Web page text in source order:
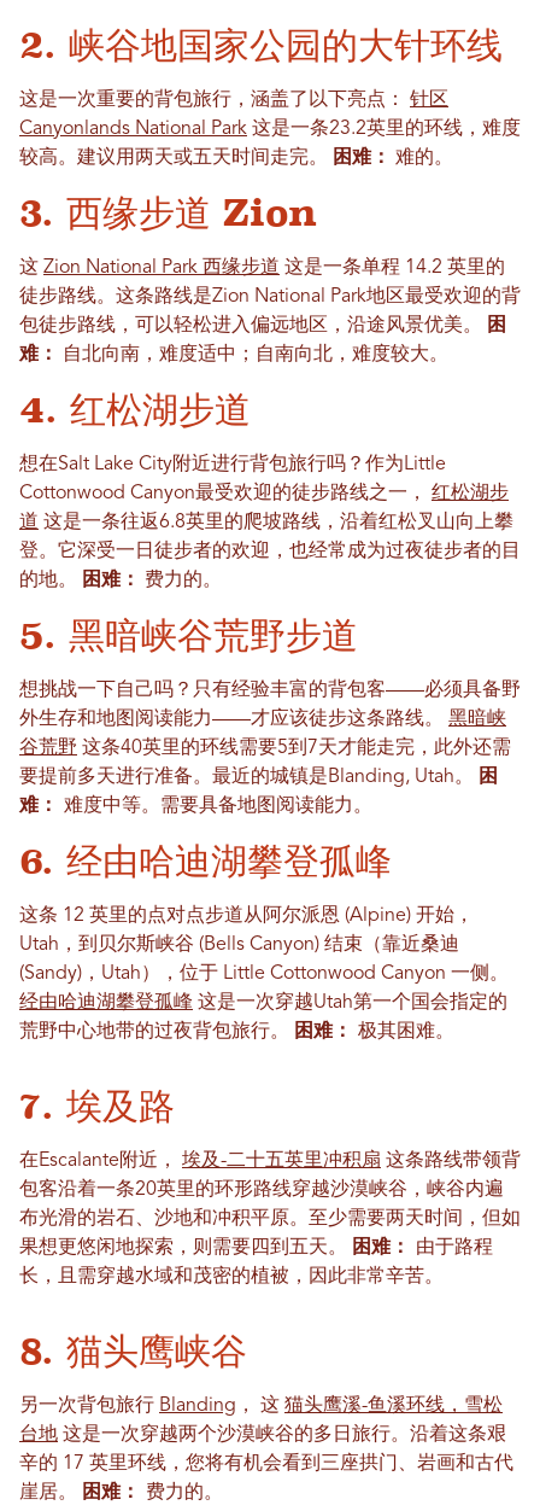
2. 峡谷地国家公园的大针环线
这是一次重要的背包旅行，涵盖了以下亮点： 针区
Canyonlands National Park 这是一条23.2英里的环线，难度
较高。建议用两天或五天时间走完。
困难： 难的。
3. 西缘步道 Zion
这 Zion National Park 西缘步道 这是一条单程 14.2 英里的
徒步路线。这条路线是Zion National Park地区最受欢迎的背
包徒步路线，可以轻松进入偏远地区，沿途风景优美。
困
难：
自北向南，难度适中；自南向北，难度较大。
4. 红松湖步道
想在Salt Lake City附近进行背包旅行吗？作为Little
Cottonwood Canyon最受欢迎的徒步路线之一， 红松湖步
道 这是一条往返6.8英里的爬坡路线，沿着红松叉山向上攀
登。它深受一日徒步者的欢迎，也经常成为过夜徒步者的目
的地。
困难： 费力的。
5. 黑暗峡谷荒野步道
想挑战一下自己吗？只有经验丰富的背包客——必须具备野
外生存和地图阅读能力——才应该徒步这条路线。 黑暗峡
谷荒野 这条40英里的环线需要5到7天才能走完，此外还需
要提前多天进行准备。最近的城镇是Blanding, Utah。
困
难： 难度中等。需要具备地图阅读能力。
6. 经由哈迪湖攀登孤峰
这条 12 英里的点对点步道从阿尔派恩 (Alpine) 开始，
Utah，到贝尔斯峡谷 (Bells Canyon) 结束（靠近桑迪
(Sandy)，Utah），位于 Little Cottonwood Canyon 一侧。
经由哈迪湖攀登孤峰 这是一次穿越Utah第一个国会指定的
荒野中心地带的过夜背包旅行。
困难： 极其困难。
7. 埃及路
在Escalante附近， 埃及-二十五英里冲积扇 这条路线带领背
包客沿着一条20英里的环形路线穿越沙漠峡谷，峡谷内遍
布光滑的岩石、沙地和冲积平原。至少需要两天时间，但如
果想更悠闲地探索，则需要四到五天。
困难： 由于路程
长，且需穿越水域和茂密的植被，因此非常辛苦。
8. 猫头鹰峡谷
另一次背包旅行 Blanding ， 这 猫头鹰溪-鱼溪环线，雪松
台地 这是一次穿越两个沙漠峡谷的多日旅行。沿着这条艰
辛的 17 英里环线，您将有机会看到三座拱门、岩画和古代
崖居。
困难： 费力的。